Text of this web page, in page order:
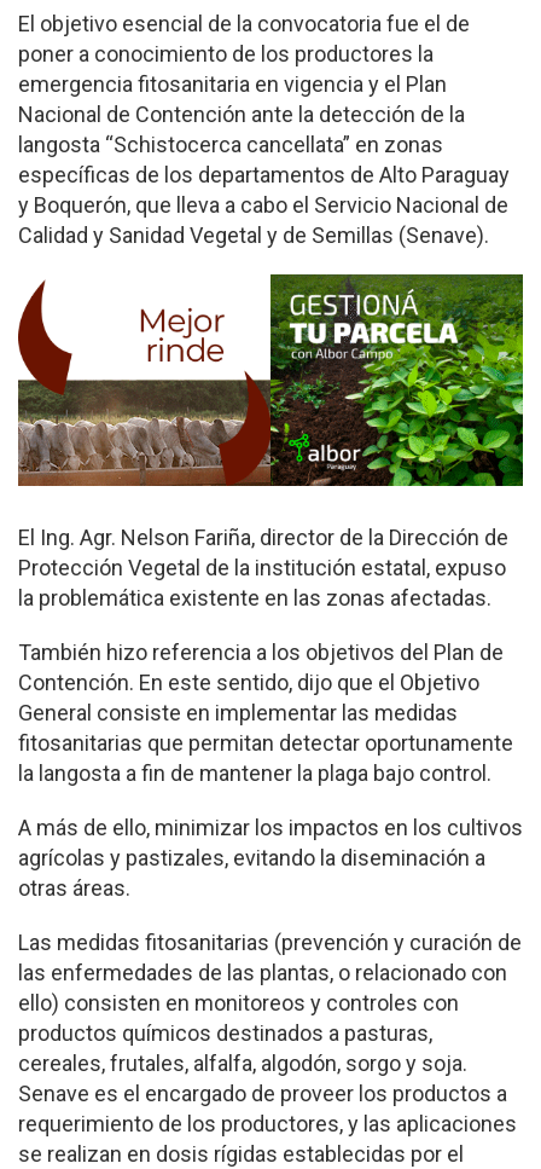
El objetivo esencial de la convocatoria fue el de
poner a conocimiento de los productores la
emergencia fitosanitaria en vigencia y el Plan
Nacional de Contención ante la detección de la
langosta “Schistocerca cancellata” en zonas
específicas de los departamentos de Alto Paraguay
y Boquerón, que lleva a cabo el Servicio Nacional de
Calidad y Sanidad Vegetal y de Semillas (Senave).
El Ing. Agr. Nelson Fariña, director de la Dirección de
Protección Vegetal de la institución estatal, expuso
la problemática existente en las zonas afectadas.
También hizo referencia a los objetivos del Plan de
Contención. En este sentido, dijo que el Objetivo
General consiste en implementar las medidas
fitosanitarias que permitan detectar oportunamente
la langosta a fin de mantener la plaga bajo control.
A más de ello, minimizar los impactos en los cultivos
agrícolas y pastizales, evitando la diseminación a
otras áreas.
Las medidas fitosanitarias (prevención y curación de
las enfermedades de las plantas, o relacionado con
ello) consisten en monitoreos y controles con
productos químicos destinados a pasturas,
cereales, frutales, alfalfa, algodón, sorgo y soja.
Senave es el encargado de proveer los productos a
requerimiento de los productores, y las aplicaciones
se realizan en dosis rígidas establecidas por el